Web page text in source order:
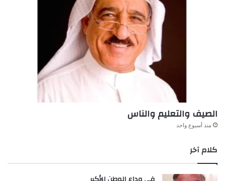
الصيف والتعليم والناس
منذ أسبوع واحد
كلام آخر